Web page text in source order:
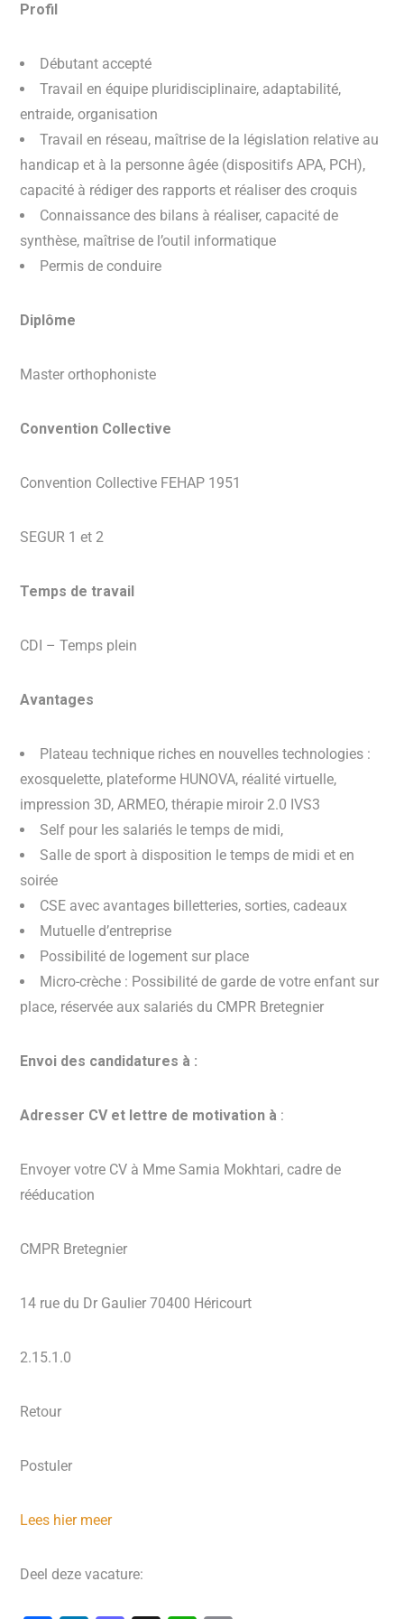
Profil
Débutant accepté
Travail en équipe pluridisciplinaire, adaptabilité,
entraide, organisation
Travail en réseau, maîtrise de la législation relative au
handicap et à la personne âgée (dispositifs APA, PCH),
capacité à rédiger des rapports et réaliser des croquis
Connaissance des bilans à réaliser, capacité de
synthèse, maîtrise de l’outil informatique
Permis de conduire
Diplôme
Master orthophoniste
Convention Collective
Convention Collective FEHAP 1951
SEGUR 1 et 2
Temps de travail
CDI – Temps plein
Avantages
Plateau technique riches en nouvelles technologies :
exosquelette, plateforme HUNOVA, réalité virtuelle,
impression 3D, ARMEO, thérapie miroir 2.0 IVS3
Self pour les salariés le temps de midi,
Salle de sport à disposition le temps de midi et en
soirée
CSE avec avantages billetteries, sorties, cadeaux
Mutuelle d’entreprise
Possibilité de logement sur place
Micro-crèche : Possibilité de garde de votre enfant sur
place, réservée aux salariés du CMPR Bretegnier
Envoi des candidatures à :
Adresser CV et lettre de motivation à :
Envoyer votre CV à Mme Samia Mokhtari, cadre de
rééducation
CMPR Bretegnier
14 rue du Dr Gaulier 70400 Héricourt
2.15.1.0
Retour
Postuler
Lees hier meer
Deel deze vacature: